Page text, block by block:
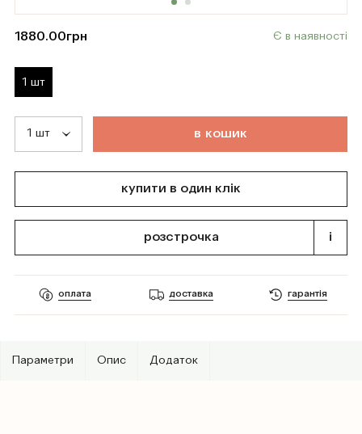
1880.00грн Є в наявності
1 шт
в кошик
купити в один клік
розстрочка i
оплата доставка гарантія
Параметри Опис Додаток